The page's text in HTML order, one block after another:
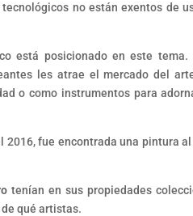
no están exentos de
está posicionado en este tema.
les atrae el mercado del
o como instrumentos para
2016, fue encontrada una pintura
tenían en sus propiedades
qué artistas.